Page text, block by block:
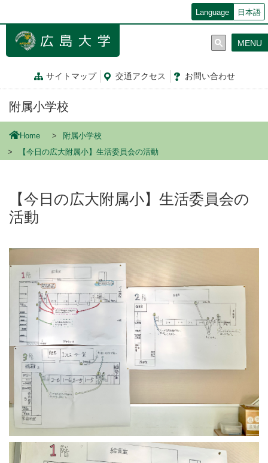
ン
Language 日本語
サイトマップ 交通アクセス お問い合わせ
MENU
附属小学校
Home
附属小学校
【今日の広大附属小】生活委員会の活動
【今日の広大附属小】生活委員会の
活動